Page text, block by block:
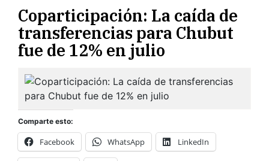
Coparticipación: La caída de
transferencias para Chubut
fue de 12% en julio
Comparte esto:
Facebook WhatsApp LinkedIn